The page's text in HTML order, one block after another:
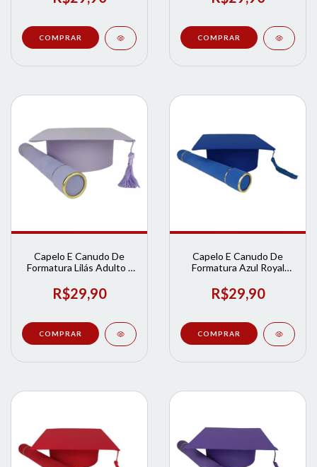
Capelo E Canudo De
Formatura Lilás Adulto |
R$29,90
Capelo E Canudo De
Formatura Azul Royal
Formatura
R$29,90